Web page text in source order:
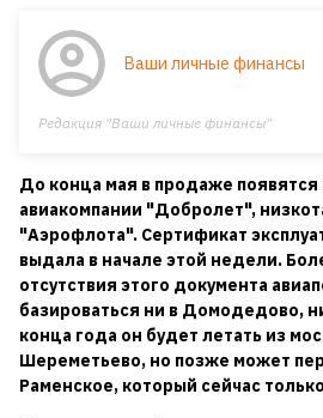
Ваши личные финансы
Редакция "Ваши личные финансы"
До конца мая в продаже
авиакомпании "Добролет",
"Аэрофлота". Сертификат
выдала в начале этой недели.
отсутствия этого документа
базироваться ни в Домодедово,
конца года он будет летать из
Шереметьево, но позже может
Раменское, который сейчас